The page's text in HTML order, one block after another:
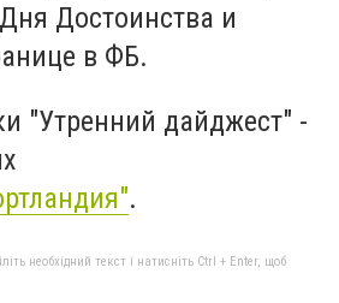
Достоинства и
в ФБ.
"Утренний дайджест" -
.
необхідний текст і натисніть Ctrl + Enter, щоб